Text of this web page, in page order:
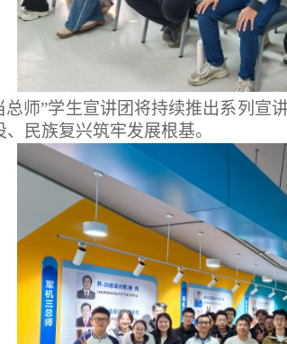
师”学生宣讲团将持续推出系列
民族复兴筑牢发展根基。